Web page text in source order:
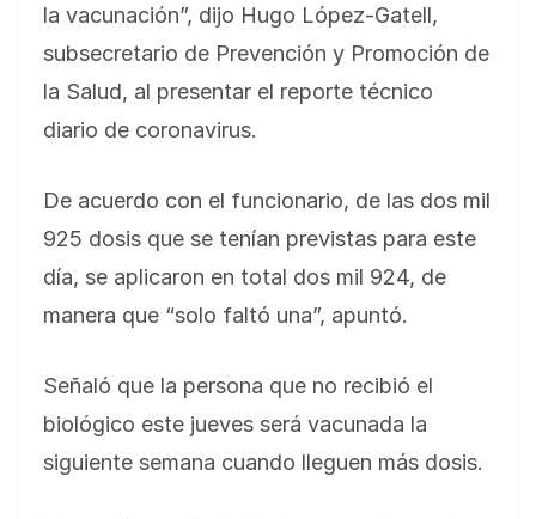
la vacunación”, dijo Hugo López-Gatell,
subsecretario de Prevención y Promoción de
la Salud, al presentar el reporte técnico
diario de coronavirus.
De acuerdo con el funcionario, de las dos mil
925 dosis que se tenían previstas para este
día, se aplicaron en total dos mil 924, de
manera que “solo faltó una”, apuntó.
Señaló que la persona que no recibió el
biológico este jueves será vacunada la
siguiente semana cuando lleguen más dosis.